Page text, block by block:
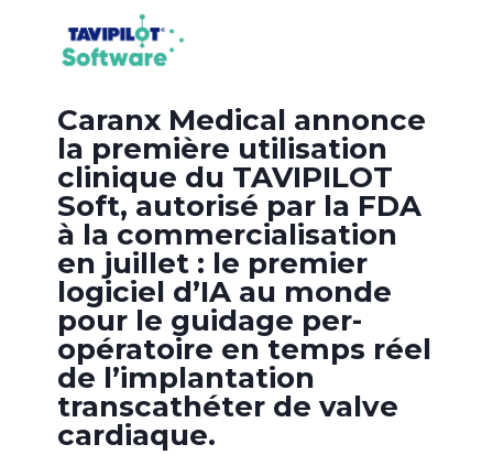
Caranx Medical annonce
la première utilisation
clinique du TAVIPILOT
Soft, autorisé par la FDA
à la commercialisation
en juillet : le premier
logiciel d’IA au monde
pour le guidage per-
opératoire en temps réel
de l’implantation
transcathéter de valve
cardiaque.